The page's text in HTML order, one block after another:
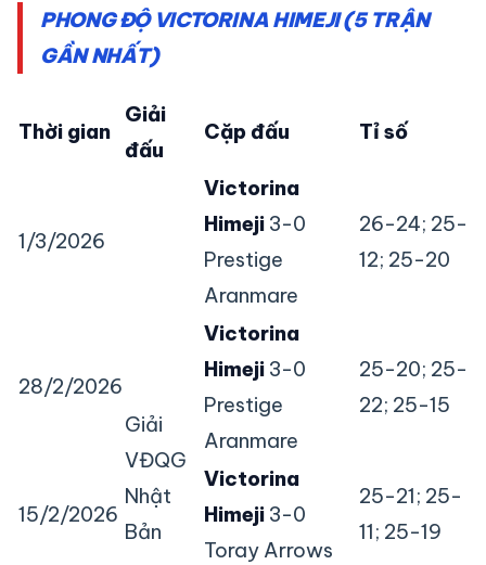
PHONG ĐỘ VICTORINA HIMEJI (5 TRẬN
GẦN NHẤT)
Thời gian
Giải
đấu
Cặp đấu Tỉ số
1/3/2026
Giải
VĐQG
Nhật
Bản
Victorina
Himeji 3-0
Prestige
Aranmare
26-24; 25-
12; 25-20
28/2/2026
Victorina
Himeji 3-0
Prestige
Aranmare
25-20; 25-
22; 25-15
15/2/2026
Victorina
Himeji 3-0
Toray Arrows
25-21; 25-
11; 25-19